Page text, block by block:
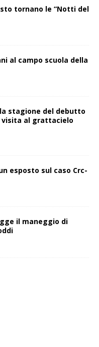
tornano le “Notti del
al campo scuola della
la stagione del debutto
visita al grattacielo
esposto sul caso Crc-
il maneggio di